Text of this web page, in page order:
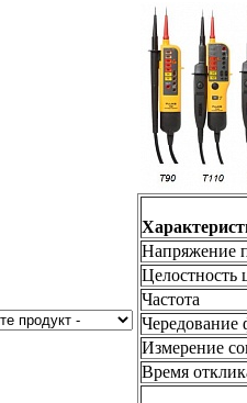
Напряжение
Целостность
Частота
Чередование
Измерение
Время